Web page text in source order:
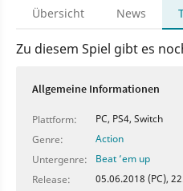
Übersicht News
Zu diesem Spiel gibt es
Allgemeine Informationen
Plattform:
PC, PS4, Switch
Genre:
Action
Untergenre:
Beat ’em up
Release:
05.06.2018 (PC),